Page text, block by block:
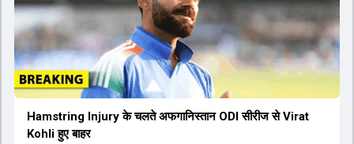
है। अंत में फैंस के सवालों का जवाब देते हुए टी20 कप्तानी और हेड कोच गौतम
गंभीर से जुड़ी जानकारी भी साझा की गई।
Hamstring Injury के चलते अफगानिस्तान ODI सीरीज से Virat
Kohli हुए बाहर